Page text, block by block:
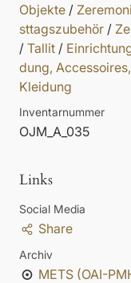
Objekte /
sttagszubehör /
/ Tallit /
dung,
Kleidung
Inventarnummer
OJM_A_035
Links
Social Media
Share
Archiv
METS (OAI-